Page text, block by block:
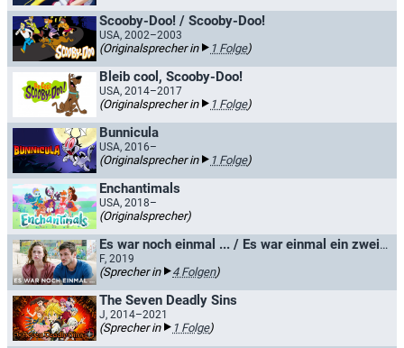
Scooby-Doo! / Scooby-Doo!
USA, 2002–2003
(Originalsprecher in 1 Folge)
Bleib cool, Scooby-Doo!
USA, 2014–2017
(Originalsprecher in 1 Folge)
Bunnicula
USA, 2016–
(Originalsprecher in 1 Folge)
Enchantimals
USA, 2018–
(Originalsprecher)
Es war noch einmal ... / Es war einmal ein zweites Mal
F, 2019
(Sprecher in 4 Folgen)
The Seven Deadly Sins
J, 2014–2021
(Sprecher in 1 Folge)